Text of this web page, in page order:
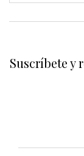
Suscríbete y